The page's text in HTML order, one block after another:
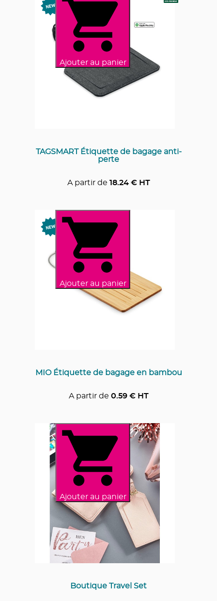
Ajouter au panier
TAGSMART Étiquette de bagage anti-
perte
A partir de 18.24€ HT
Ajouter au panier
MIO Étiquette de bagage en bambou
A partir de 0.59€ HT
Ajouter au panier
Boutique Travel Set